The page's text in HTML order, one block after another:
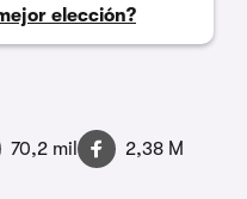
elección?
70,2 mil
2,38 M